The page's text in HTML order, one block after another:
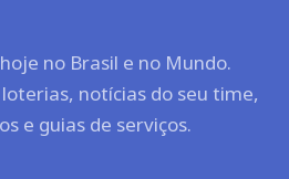
no Brasil e no Mundo.
notícias do seu time,
e guias de serviços.